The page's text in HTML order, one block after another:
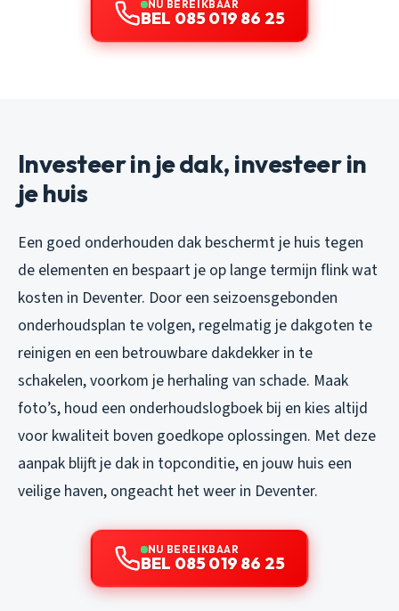
NU BEREIKBAAR
BEL 085 019 86 25
Investeer in je dak, investeer in
je huis
Een goed onderhouden dak beschermt je huis tegen
de elementen en bespaart je op lange termijn flink wat
kosten in Deventer. Door een seizoensgebonden
onderhoudsplan te volgen, regelmatig je dakgoten te
reinigen en een betrouwbare dakdekker in te
schakelen, voorkom je herhaling van schade. Maak
foto’s, houd een onderhoudslogboek bij en kies altijd
voor kwaliteit boven goedkope oplossingen. Met deze
aanpak blijft je dak in topconditie, en jouw huis een
veilige haven, ongeacht het weer in Deventer.
NU BEREIKBAAR
BEL 085 019 86 25